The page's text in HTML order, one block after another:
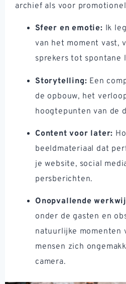
archief als voor
Sfeer en emotie: Ik
van het moment vast,
sprekers tot spontane
Storytelling: Een
de opbouw, het
hoogtepunten van de
Content voor later:
beeldmateriaal dat
je website, social
persberichten.
Onopvallende
onder de gasten en
natuurlijke momenten
mensen zich
camera.